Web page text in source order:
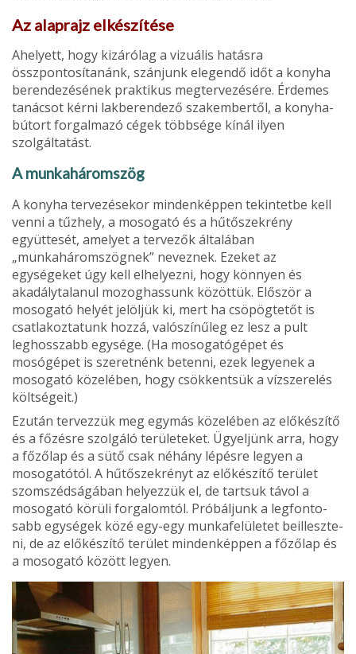
Az alaprajz elkészítése
Ahelyett, hogy kizárólag a vizuális hatásra
összpontosítanánk, szánjunk elegendő időt a konyha
berendezésének praktikus megtervezésére. Érdemes
tanácsot kérni lakberendező szakembertől, a konyha­
bútort forgalmazó cégek többsége kínál ilyen
szolgáltatást.
A munkaháromszög
A konyha tervezésekor mindenképpen tekintetbe kell
venni a tűzhely, a mosogató és a hűtőszekrény
együtte­sét, amelyet a tervezők általában
„munkaháromszög­nek” neveznek. Ezeket az
egységeket úgy kell elhelyez­ni, hogy könnyen és
akadálytalanul mozoghassunk közöttük. Először a
mosogató helyét jelöljük ki, mert ha csöpögtetőt is
csatlakoztatunk hozzá, valószínűleg ez lesz a pult
leghosszabb egysége. (Ha mosogatógépet és
mosógépet is szeretnénk betenni, ezek legyenek a
mosogató közelében, hogy csökkentsük a vízszerelés
költségeit.)
Ezután tervezzük meg egymás közelében az előkészítő
és a főzésre szolgáló területeket. Ügyel­jünk arra, hogy
a főzőlap és a sütő csak néhány lépésre legyen a
mosogatótól. A hűtőszekrényt az előkészítő terület
szomszédságában helyezzük el, de tartsuk távol a
mosogató körüli forgalomtól. Próbáljunk a legfonto­
sabb egységek közé egy-egy munkafelületet beilleszte­
ni, de az előkészítő terület mindenképpen a főzőlap és
a mosogató között legyen.